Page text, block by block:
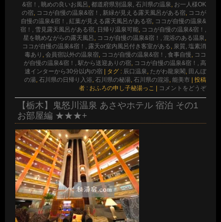
&宿！, 眺めの良いお風呂 , 都道府県別温泉, 石川県の温泉, お一人様OK
の宿, ココが自慢の温泉&宿！, 新緑が見える露天風呂がある宿, ココが
自慢の温泉&宿！, 紅葉が見える露天風呂がある宿, ココが自慢の温泉&
宿！, 雪見露天風呂がある宿, 日帰り温泉可能, ココが自慢の温泉&宿！,
星を眺めながらの露天風呂 , ココが自慢の温泉&宿！, 混浴のある温泉,
ココが自慢の温泉&宿！, 露天or室内風呂付き客室がある, 泉質, 塩素消
毒あり , 会員宿以外の温泉宿, ココが自慢の温泉&宿！, 食事自慢, ココ
が自慢の温泉&宿！, 駅から送迎ありの宿, ココが自慢の温泉&宿！, 高
速インターから30分以内の宿
タグ : 辰口温泉, たがわ龍泉閣 , 田んぼ
の湯, 石川県の日帰り入浴, 石川県の秘湯, 石川県の混浴, 能美市
投稿
者 : おふろの申し子秘湯っこ
コメントをどうぞ
【栃木】鬼怒川温泉 あさやホテル 宿泊 その1
お部屋編 ★★★+